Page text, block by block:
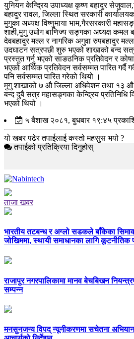
युनियन केन्द्रिय उपाध्यक्ष कृष्ण बहादुर
बहादुर रावल, जिल्ला स्थित सरकारी
मुगुका अध्यक्ष विष्णुमाया भाम,गैरसरकारी
शाही,मुगु उधोग बाणिज्य सङ्गका अध्यक्ष कमल
देवबहादुर मल्ल र नागरिक अगुवा रुपबहादुर
उदघाटन सत्रपछी शुरु भएको शाखाको बन्द
प्रस्तुत गर्नु भएको साङठनिक प्रतिवेदन र
भएको आर्थिक प्रतिवेदन सर्वसम्मत पारित गर्दै
पनि सर्वसम्मत पारित गरेको थियो ।
मुगु शाखाको ७ औ जिल्ला अधिवेशन तथा १३ औ
बन्द दुबै सत्र महासङ्गका केन्द्रिय प्रतिनिधि
भएको थियो ।
५ बैशाख २०८१, बुधबार १९:४५
यो खबर पढेर तपाईलाई कस्तो महसुस भयो ?
तपाईको प्रतिक्रिया दिनुहोस्
ताजा खबर
भारतीय तटबन्ध र अग्लो सडकले बाँकेका
जोखिममा, स्थायी समाधानका लागि कूटनीतिक
राजापुर नगरपालिकामा मानव बेचबिखन
सम्पन्न
मनसुनजन्य विपद् न्यूनीकरणमा सचेतना